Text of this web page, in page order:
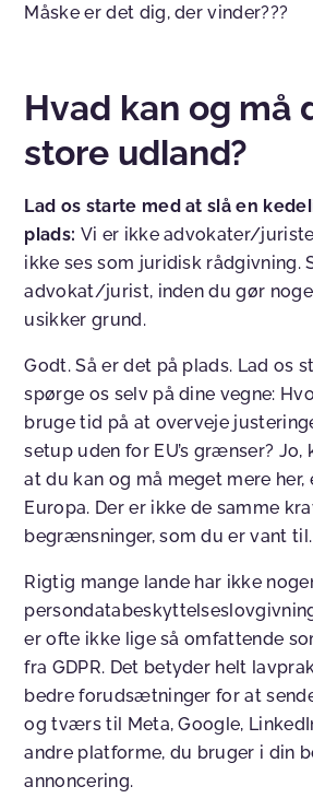
Måske er det dig, der vinder???
Hvad kan og må
store udland?
Lad os starte med at slå en
plads: Vi er ikke advokater/
ikke ses som juridisk rådgivning.
advokat/jurist, inden du gør
usikker grund.
Godt. Så er det på plads. Lad os
spørge os selv på dine vegne:
bruge tid på at overveje
setup uden for EU’s grænser?
at du kan og må meget mere her,
Europa. Der er ikke de samme
begrænsninger, som du er vant til.
Rigtig mange lande har ikke
er ofte ikke lige så omfattende
fra GDPR. Det betyder helt
bedre forudsætninger for at
og tværs til Meta, Google,
andre platforme, du bruger i din
annoncering.